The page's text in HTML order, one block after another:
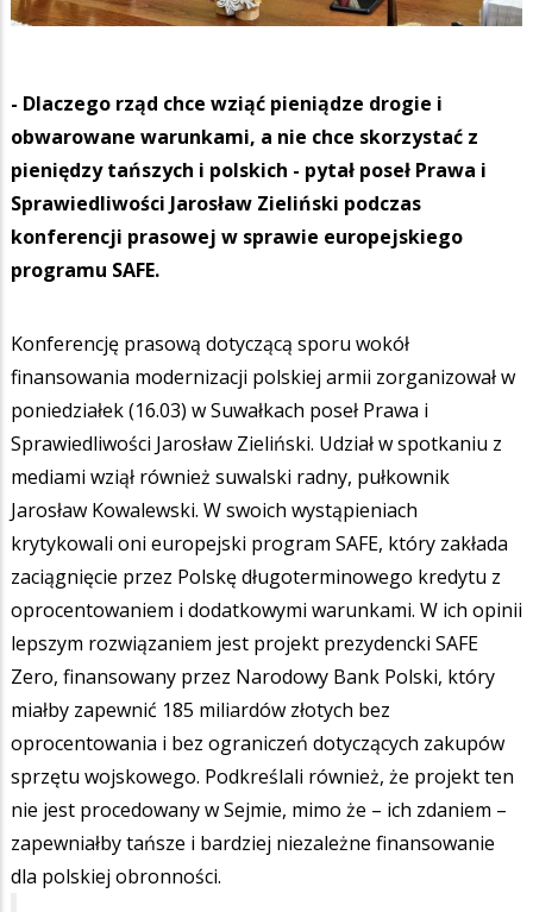
- Dlaczego rząd chce wziąć pieniądze drogie i
obwarowane warunkami, a nie chce skorzystać z
pieniędzy tańszych i polskich - pytał poseł Prawa i
Sprawiedliwości Jarosław Zieliński podczas
konferencji prasowej w sprawie europejskiego
programu SAFE.
Konferencję prasową dotyczącą sporu wokół
finansowania modernizacji polskiej armii zorganizował w
poniedziałek (16.03) w Suwałkach poseł Prawa i
Sprawiedliwości Jarosław Zieliński. Udział w spotkaniu z
mediami wziął również suwalski radny, pułkownik
Jarosław Kowalewski. W swoich wystąpieniach
krytykowali oni europejski program SAFE, który zakłada
zaciągnięcie przez Polskę długoterminowego kredytu z
oprocentowaniem i dodatkowymi warunkami. W ich opinii
lepszym rozwiązaniem jest projekt prezydencki SAFE
Zero, finansowany przez Narodowy Bank Polski, który
miałby zapewnić 185 miliardów złotych bez
oprocentowania i bez ograniczeń dotyczących zakupów
sprzętu wojskowego. Podkreślali również, że projekt ten
nie jest procedowany w Sejmie, mimo że – ich zdaniem –
zapewniałby tańsze i bardziej niezależne finansowanie
dla polskiej obronności.